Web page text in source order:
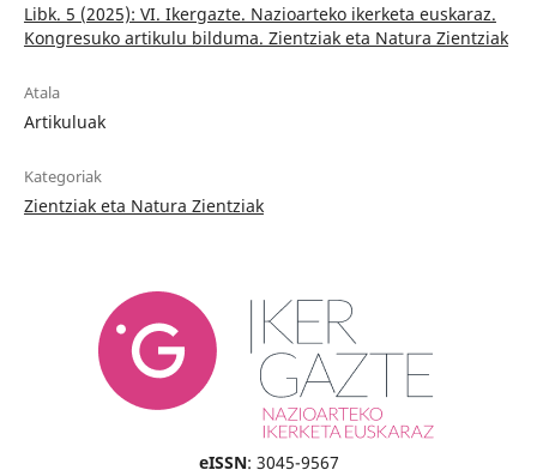
Libk. 5 (2025): VI. Ikergazte. Nazioarteko ikerketa euskaraz.
Kongresuko artikulu bilduma. Zientziak eta Natura Zientziak
Atala
Artikuluak
Kategoriak
Zientziak eta Natura Zientziak
eISSN: 3045-9567